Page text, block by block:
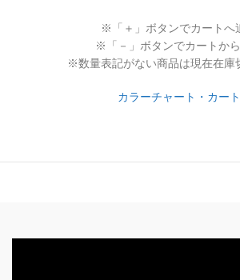
※「＋」ボタンでカートへ
※「－」ボタンでカートか
※数量表記がない商品は現在在庫
カラーチャート・カート